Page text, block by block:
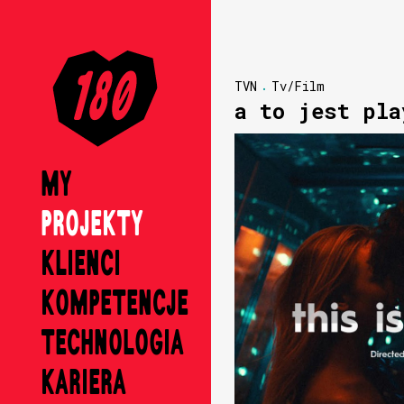
MY
PROJEKTY
KLIENCI
KOMPETENCJE
TECHNOLOGIA
KARIERA
TVN Tv/Film
a to jest